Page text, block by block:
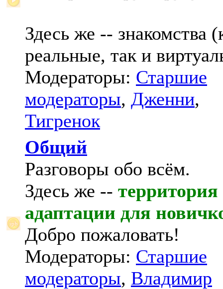
Здесь же -- знакомства
реальные, так и
Модераторы: Старшие
модераторы, Дженни,
Тигренок
Общий
Разговоры обо всём.
Здесь же -- территория
адаптации для
Добро пожаловать!
Модераторы: Старшие
модераторы, Владимир